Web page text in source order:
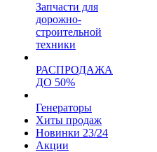
Запчасти для
дорожно-
строительной
техники
РАСПРОДАЖА
ДО 50%
Генераторы
Хиты продаж
Новинки 23/24
Акции